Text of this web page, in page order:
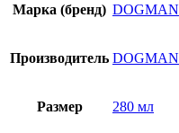
Марка (бренд) DOGMAN
Производитель DOGMAN
Размер 280 мл